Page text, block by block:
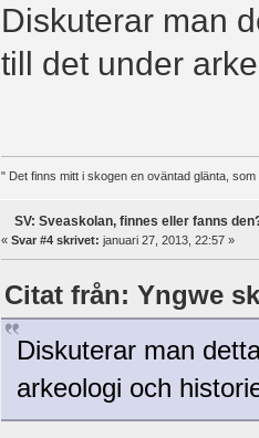
Diskuterar man
till det under
" Det finns mitt i skogen en oväntad glänta,
SV: Sveaskolan, finnes eller fanns
« Svar #4 skrivet: januari 27, 2013, 22:57 »
Citat från: Yngwe
Diskuterar man
arkeologi och